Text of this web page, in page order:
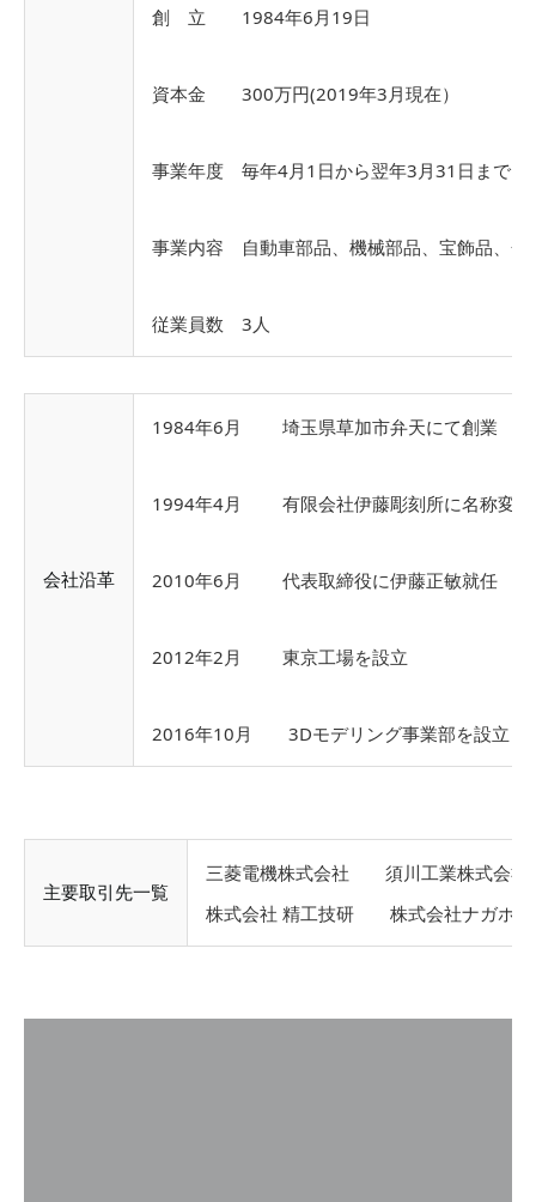
創 立 1984年6月19日
資本金 300万円(2019年3月現在）
事業年度 毎年4月1日から翌年3月31日まで
事業内容 自動車部品、機械部品、宝飾品、金
従業員数 3人
会社沿革
1984年6月 埼玉県草加市弁天にて創業
1994年4月 有限会社伊藤彫刻所に名称変更
2010年6月 代表取締役に伊藤正敏就任
2012年2月 東京工場を設立
2016年10月 3Dモデリング事業部を設立
主要取引先一覧
三菱電機株式会社 須川工業株式会
株式会社 精工技研 株式会社ナガホリ